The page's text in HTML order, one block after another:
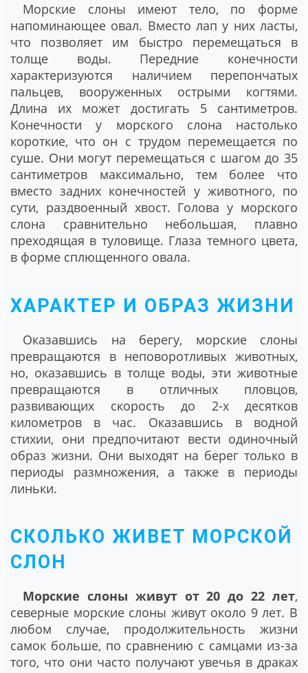
Морские слоны имеют тело, по форме
напоминающее овал. Вместо лап у них ласты,
что позволяет им быстро перемещаться в
толще воды. Передние конечности
характеризуются наличием перепончатых
пальцев, вооруженных острыми когтями.
Длина их может достигать 5 сантиметров.
Конечности у морского слона настолько
короткие, что он с трудом перемещается по
суше. Они могут перемещаться с шагом до 35
сантиметров максимально, тем более что
вместо задних конечностей у животного, по
сути, раздвоенный хвост. Голова у морского
слона сравнительно небольшая, плавно
преходящая в туловище. Глаза темного цвета,
в форме сплющенного овала.
ХАРАКТЕР И ОБРАЗ ЖИЗНИ
Оказавшись на берегу, морские слоны
превращаются в неповоротливых животных,
но, оказавшись в толще воды, эти животные
превращаются в отличных пловцов,
развивающих скорость до 2-х десятков
километров в час. Оказавшись в водной
стихии, они предпочитают вести одиночный
образ жизни. Они выходят на берег только в
периоды размножения, а также в периоды
линьки.
СКОЛЬКО ЖИВЕТ МОРСКОЙ
СЛОН
Морские слоны живут от 20 до 22 лет,
северные морские слоны живут около 9 лет. В
любом случае, продолжительность жизни
самок больше, по сравнению с самцами из-за
того, что они часто получают увечья в драках